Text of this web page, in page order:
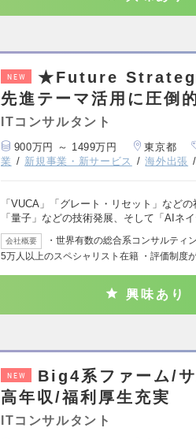
NEW
★Future
先進テーマ活用に圧倒
ITコンサルタント
900万円 ～ 1499万円 東京都
業
新規事業・新サービス 海外出張
「VUCA」「グレート・リセット」など
「量子」などの技術発展、そして「AIネ
会社概要
・世界有数の総合系コンサルティ
5万人以上のスペシャリスト在籍 ・評価制度
興味あり
NEW
Big4系ファーム/
高年収/福利厚生充実
ITコンサルタント